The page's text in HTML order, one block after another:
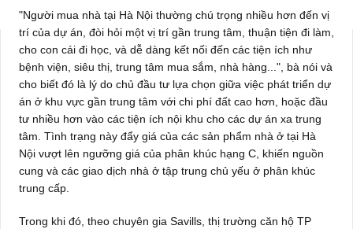
"Người mua nhà tại Hà Nội thường chú trọng nhiều hơn đến vị
trí của dự án, đòi hỏi một vị trí gần trung tâm, thuận tiện đi làm,
cho con cái đi học, và dễ dàng kết nối đến các tiện ích như
bệnh viện, siêu thị, trung tâm mua sắm, nhà hàng...", bà nói và
cho biết đó là lý do chủ đầu tư lựa chọn giữa việc phát triển dự
án ở khu vực gần trung tâm với chi phí đất cao hơn, hoặc đầu
tư nhiều hơn vào các tiện ích nội khu cho các dự án xa trung
tâm. Tình trạng này đẩy giá của các sản phẩm nhà ở tại Hà
Nội vượt lên ngưỡng giá của phân khúc hạng C, khiến nguồn
cung và các giao dịch nhà ở tập trung chủ yếu ở phân khúc
trung cấp.
Trong khi đó, theo chuyên gia Savills, thị trường căn hộ TP